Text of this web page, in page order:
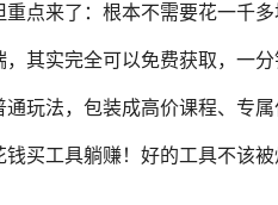
点来了：根本不需要花一千多
其实完全可以免费获取，一
玩法，包装成高价课程、专
买工具躺赚！好的工具不该